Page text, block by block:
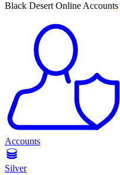
Black Desert Online Accounts
Accounts
Silver